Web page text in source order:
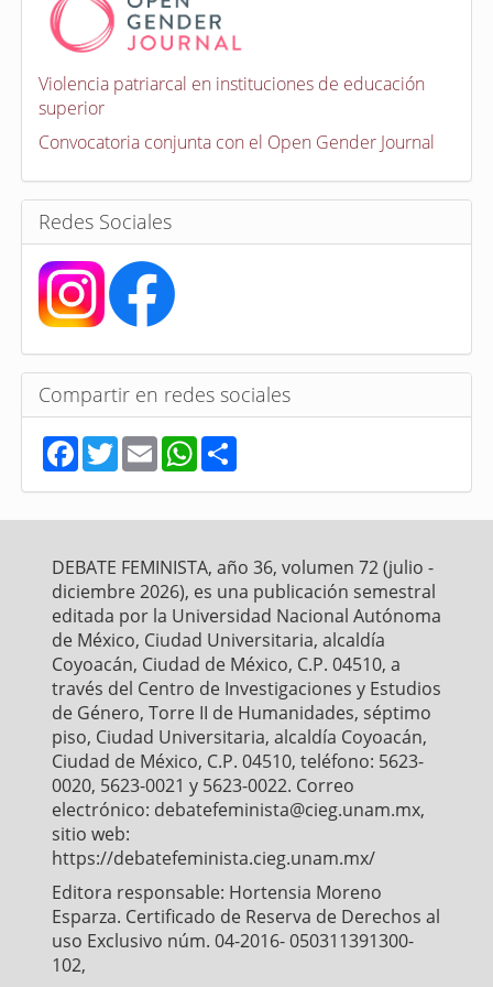
o
a
t
o
r
a
s
Violencia patriarcal en instituciones de educación
superior
Convocatoria conjunta con el Open Gender Journal
Redes Sociales
Compartir en redes sociales
F
a
c
e
b
k
T
w
t
t
E
m
a
i
l
W
h
a
t
s
p
S
h
r
e
DEBATE FEMINISTA, año 36, volumen 72 (julio -
diciembre 2026), es una publicación semestral
editada por la Universidad Nacional Autónoma
de México, Ciudad Universitaria, alcaldía
Coyoacán, Ciudad de México, C.P. 04510, a
través del Centro de Investigaciones y Estudios
de Género, Torre II de Humanidades, séptimo
piso, Ciudad Universitaria, alcaldía Coyoacán,
Ciudad de México, C.P. 04510, teléfono: 5623-
0020, 5623-0021 y 5623-0022. Correo
electrónico: debatefeminista@cieg.unam.mx,
sitio web:
https://debatefeminista.cieg.unam.mx/
Editora responsable: Hortensia Moreno
Esparza. Certificado de Reserva de Derechos al
uso Exclusivo núm. 04-2016- 050311391300-
102,